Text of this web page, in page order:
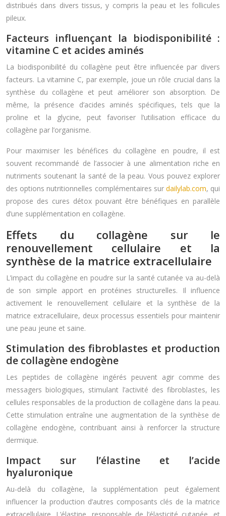
distribués dans divers tissus, y compris la peau et les follicules
pileux.
Facteurs influençant la biodisponibilité :
vitamine C et acides aminés
La biodisponibilité du collagène peut être influencée par divers
facteurs. La vitamine C, par exemple, joue un rôle crucial dans la
synthèse du collagène et peut améliorer son absorption. De
même, la présence d’acides aminés spécifiques, tels que la
proline et la glycine, peut favoriser l’utilisation efficace du
collagène par l’organisme.
Pour maximiser les bénéfices du collagène en poudre, il est
souvent recommandé de l’associer à une alimentation riche en
nutriments soutenant la santé de la peau. Vous pouvez explorer
des options nutritionnelles complémentaires sur dailylab.com, qui
propose des cures détox pouvant être bénéfiques en parallèle
d’une supplémentation en collagène.
Effets du collagène sur le
renouvellement cellulaire et la
synthèse de la matrice extracellulaire
L’impact du collagène en poudre sur la santé cutanée va au-delà
de son simple apport en protéines structurelles. Il influence
activement le renouvellement cellulaire et la synthèse de la
matrice extracellulaire, deux processus essentiels pour maintenir
une peau jeune et saine.
Stimulation des fibroblastes et production
de collagène endogène
Les peptides de collagène ingérés peuvent agir comme des
messagers biologiques, stimulant l’activité des fibroblastes, les
cellules responsables de la production de collagène dans la peau.
Cette stimulation entraîne une augmentation de la synthèse de
collagène endogène, contribuant ainsi à renforcer la structure
dermique.
Impact sur l’élastine et l’acide
hyaluronique
Au-delà du collagène, la supplémentation peut également
influencer la production d’autres composants clés de la matrice